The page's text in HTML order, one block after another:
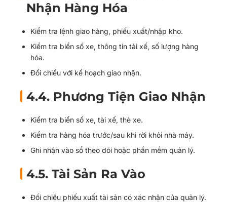
Nhận Hàng Hóa
Kiểm tra lệnh giao hàng, phiếu xuất/nhập kho.
Kiểm tra biển số xe, thông tin tài xế, số lượng hàng
hóa.
Đối chiếu với kế hoạch giao nhận.
4.4. Phương Tiện Giao Nhận
Kiểm tra biển số xe, tài xế, thẻ xe.
Kiểm tra hàng hóa trước/sau khi rời khỏi nhà máy.
Ghi nhận vào sổ theo dõi hoặc phần mềm quản lý.
4.5. Tài Sản Ra Vào
Đối chiếu phiếu xuất tài sản có xác nhận của quản lý.